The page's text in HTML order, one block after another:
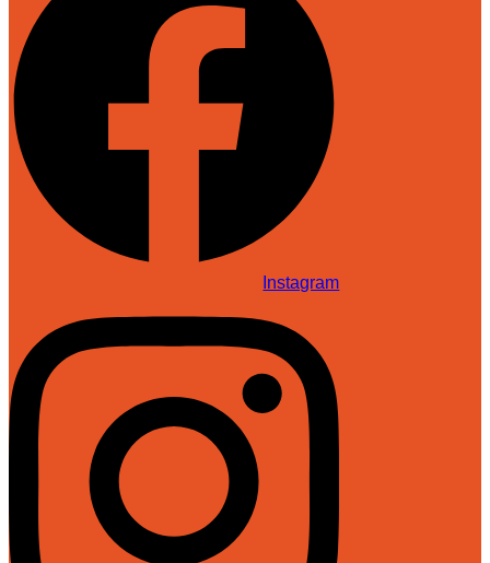
Instagram